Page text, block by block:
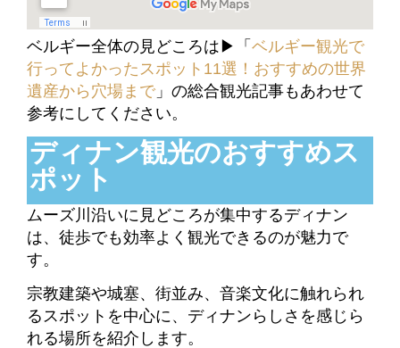
ベルギー全体の見どころは▶「 ベルギー観光で
行ってよかったスポット11選！おすすめの世界
遺産から穴場まで」の総合観光記事もあわせて
参考にしてください。
ディナン観光のおすすめス
ポット
ムーズ川沿いに見どころが集中するディナン
は、徒歩でも効率よく観光できるのが魅力で
す。
宗教建築や城塞、街並み、音楽文化に触れられ
るスポットを中心に、ディナンらしさを感じら
れる場所を紹介します。